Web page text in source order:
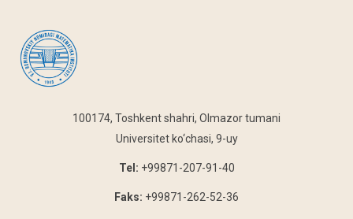
100174, Toshkent shahri, Olmazor tumani
Universitet ko‘chasi, 9-uy
Tel: +99871-207-91-40
Faks: +99871-262-52-36